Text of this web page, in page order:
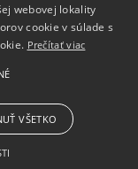
eshopov - Atomer.sk
webovej lokality
cookie v súlade s
Prečítať viac
VŠETKO